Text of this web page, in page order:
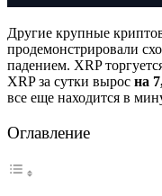
Другие крупные
продемонстрировали
падением. XRP
XRP за сутки вырос на
все еще находится в
Оглавление